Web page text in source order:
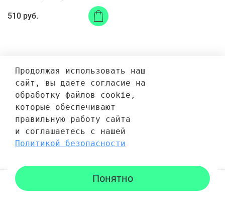
510 руб.
Каталог Поиск Корзина Избранное Профиль
Продолжая использовать наш
сайт, вы даете согласие на
обработку файлов cookie,
которые обеспечивают
правильную работу сайта
и соглашаетесь с нашей
Политикой безопасности
Понятно